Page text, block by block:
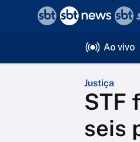
Ao vivo
Justiça
STF
seis
voltar
Editorias